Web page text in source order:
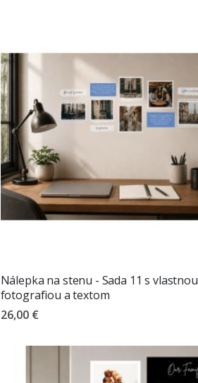
Nálepka na stenu - Sada 11 s vlastnou
fotografiou a textom
26,00 €